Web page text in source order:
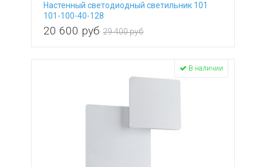
Настенный светодиодный светильник 101
101-100-40-128
20 600 руб 29 400 руб
В наличии